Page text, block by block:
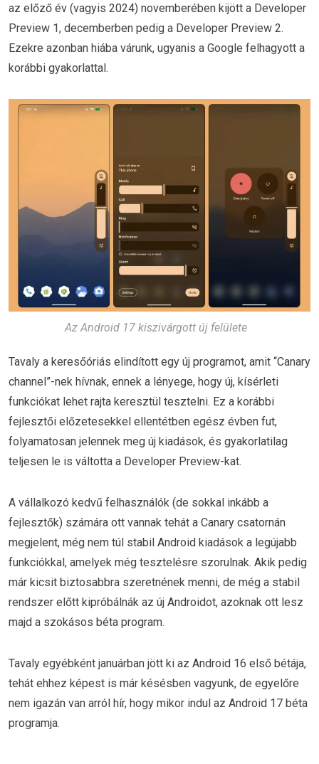
az előző év (vagyis 2024) novemberében kijött a Developer
Preview 1, decemberben pedig a Developer Preview 2.
Ezekre azonban hiába várunk, ugyanis a Google felhagyott a
korábbi gyakorlattal.
Az Android 17 kiszivárgott új felülete
Tavaly a keresőóriás elindított egy új programot, amit “Canary
channel”-nek hívnak, ennek a lényege, hogy új, kísérleti
funkciókat lehet rajta keresztül tesztelni. Ez a korábbi
fejlesztői előzetesekkel ellentétben egész évben fut,
folyamatosan jelennek meg új kiadások, és gyakorlatilag
teljesen le is váltotta a Developer Preview-kat.
A vállalkozó kedvű felhasználók (de sokkal inkább a
fejlesztők) számára ott vannak tehát a Canary csatornán
megjelent, még nem túl stabil Android kiadások a legújabb
funkciókkal, amelyek még tesztelésre szorulnak. Akik pedig
már kicsit biztosabbra szeretnének menni, de még a stabil
rendszer előtt kipróbálnák az új Androidot, azoknak ott lesz
majd a szokásos béta program.
Tavaly egyébként januárban jött ki az Android 16 első bétája,
tehát ehhez képest is már késésben vagyunk, de egyelőre
nem igazán van arról hír, hogy mikor indul az Android 17 béta
programja.